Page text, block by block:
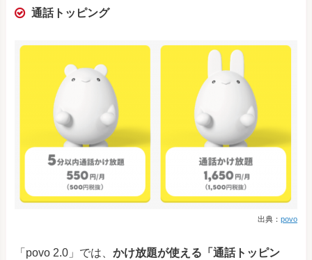
通話トッピング
出典： povo
「povo 2.0」では、 かけ放題が使える「通話トッピン